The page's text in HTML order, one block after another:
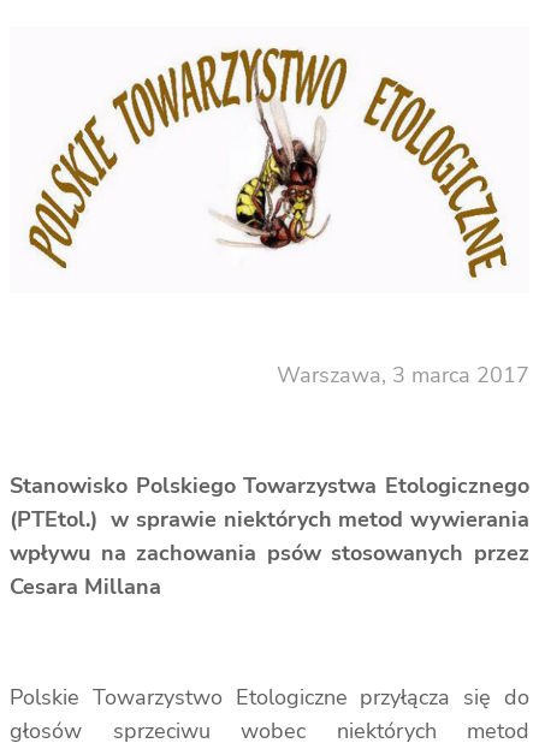
Warszawa, 3 marca 2017
Stanowisko Polskiego Towarzystwa Etologicznego
(PTEtol.) w sprawie niektórych metod wywierania
wpływu na zachowania psów stosowanych przez
Cesara Millana
Polskie Towarzystwo Etologiczne przyłącza się do
głosów sprzeciwu wobec niektórych metod